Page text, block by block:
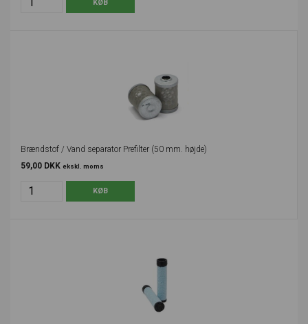
Brændstof / Vand separator Prefilter (50 mm. højde)
59,00 DKK ekskl. moms